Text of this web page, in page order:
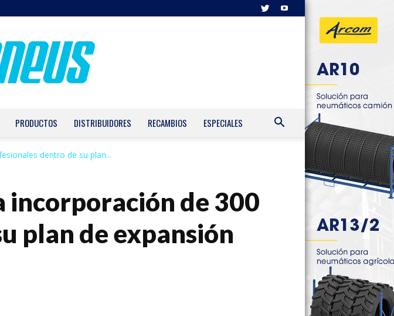
PRODUCTOS DISTRIBUIDORES RECAMBIOS ESPECIALES
dentro de su plan...
incorporación de 300
plan de expansión